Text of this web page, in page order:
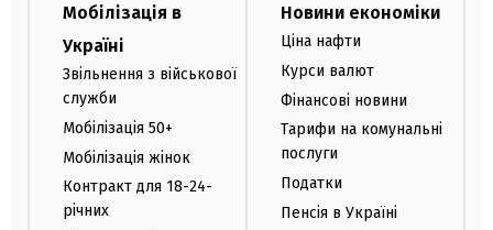
Мобілізація в
Україні
Звільнення з військової
служби
Мобілізація 50+
Мобілізація жінок
Контракт для 18-24-
річних
Новини економіки
Ціна нафти
Курси валют
Фінансові новини
Тарифи на комунальні
послуги
Податки
Пенсія в Україні